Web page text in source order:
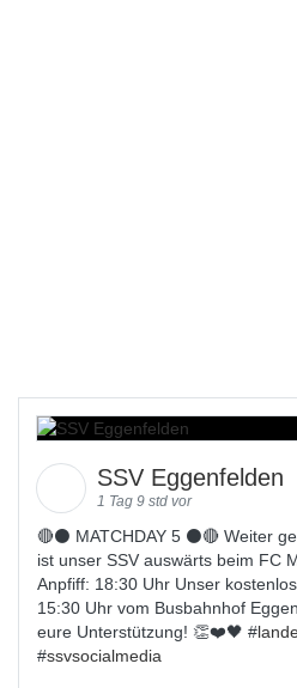
SSV Eggenfelden
1 Tag 9 std vor
🔴⚫️ MATCHDAY 5 ⚫️🔴 Weiter
ist unser SSV auswärts beim FC
Anpfiff: 18:30 Uhr Unser
15:30 Uhr vom Busbahnhof
eure Unterstützung! 👏❤️🖤 #
#ssvsocialmedia